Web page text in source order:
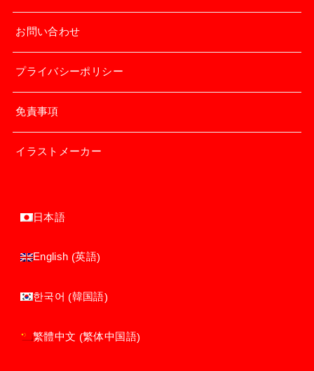
お問い合わせ
プライバシーポリシー
免責事項
イラストメーカー
日本語
English (英語)
한국어 (韓国語)
繁體中文 (繁体中国語)